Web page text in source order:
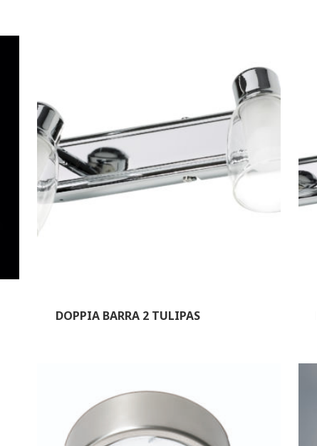
DOPPIA BARRA 2 TULIPAS